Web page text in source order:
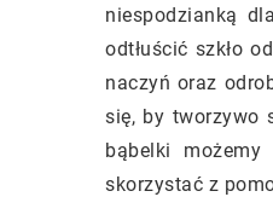
niespodzianką
odtłuścić szkło
naczyń oraz
się, by tworzywo
bąbelki
skorzystać z